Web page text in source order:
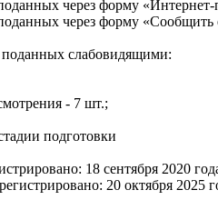
через форму
через форму
слабовидящими:
- 7 шт.;
подготовки
18 сентября 2020
20 октября 2025